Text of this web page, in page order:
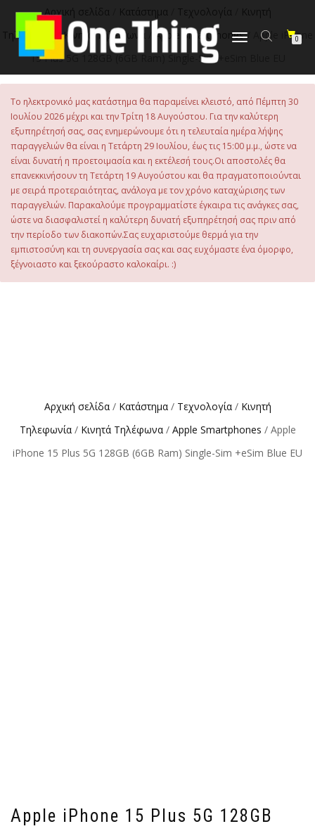
Εναλλαγή
0
Αρχική σελίδα Κατάστημα Τεχνολογία
Κινητή
Τηλεφωνία
/Κινητά Τηλέφωνα Apple Smartphones/ Apple iPhone
15 Plus 5G 128GB (6GB Ram) Single-Sim +eSim Blue EU
Το ηλεκτρονικό μας κατάστημα θα παραμείνει κλειστό, από Πέμπτη 30
Ιουλίου 2026 μέχρι και την Τρίτη 18 Αυγούστου. Για την καλύτερη
εξυπηρέτησή σας, σας ενημερώνουμε ότι η τελευταία ημέρα λήψης
παραγγελιών θα είναι η Τετάρτη 29 Ιουλίου, έως τις 15:00 μ.μ., ώστε να
είναι δυνατή η προετοιμασία και η εκτέλεσή τους.Οι αποστολές θα
επανεκκινήσουν τη Τετάρτη 19 Αυγούστου και θα πραγματοποιούνται
με σειρά προτεραιότητας, ανάλογα με τον χρόνο καταχώρισης των
παραγγελιών. Παρακαλούμε προγραμματίστε έγκαιρα τις ανάγκες σας,
ώστε να διασφαλιστεί η καλύτερη δυνατή εξυπηρέτησή σας πριν από
την περίοδο των διακοπών.Σας ευχαριστούμε θερμά για την
εμπιστοσύνη και τη συνεργασία σας και σας ευχόμαστε ένα όμορφο,
ξέγνοιαστο και ξεκούραστο καλοκαίρι. :)
Αρχική σελίδα/ Κατάστημα/ Τεχνολογία/ Κινητή
Τηλεφωνία/ Κινητά Τηλέφωνα/ Apple Smartphones / Apple
iPhone 15 Plus 5G 128GB (6GB Ram) Single-Sim +eSim Blue EU
Apple iPhone 15 Plus 5G 128GB